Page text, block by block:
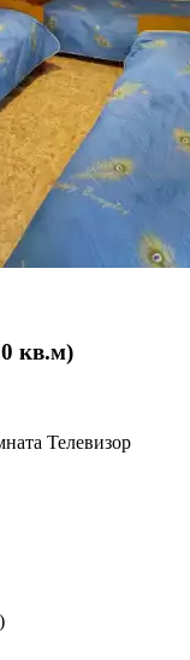
кв.м)
Телевизор